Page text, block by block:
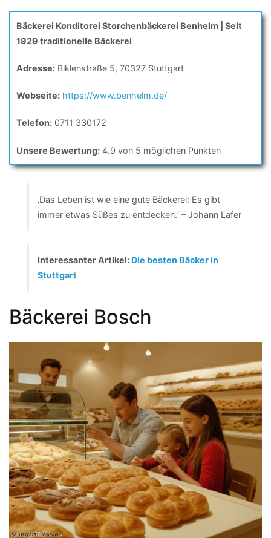
Bäckerei Konditorei Storchenbäckerei Benhelm | Seit
1929 traditionelle Bäckerei
Adresse: Biklenstraße 5, 70327 Stuttgart
Webseite: https://www.benhelm.de/
Telefon: 0711 330172
Unsere Bewertung: 4.9 von 5 möglichen Punkten
‚Das Leben ist wie eine gute Bäckerei: Es gibt
immer etwas Süßes zu entdecken.‘ – Johann Lafer
Interessanter Artikel: Die besten Bäcker in
Stuttgart
Bäckerei Bosch